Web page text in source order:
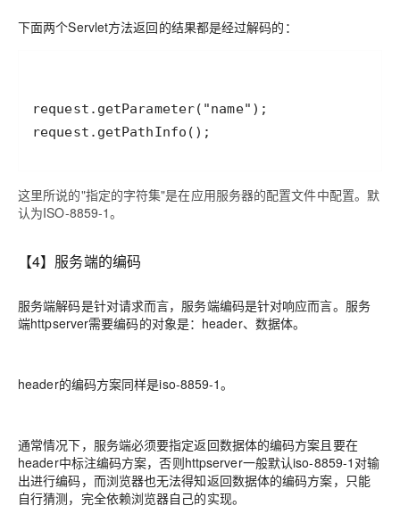
下面两个Servlet方法返回的结果都是经过解码的：
这里所说的"指定的字符集"是在应用服务器的配置文件中配置。默
认为ISO-8859-1。
【4】服务端的编码
服务端解码是针对请求而言，服务端编码是针对响应而言。服务
端httpserver需要编码的对象是：header、数据体。
header的编码方案同样是iso-8859-1。
通常情况下，服务端必须要指定返回数据体的编码方案且要在
header中标注编码方案，否则httpserver一般默认iso-8859-1对输
出进行编码，而浏览器也无法得知返回数据体的编码方案，只能
自行猜测，完全依赖浏览器自己的实现。